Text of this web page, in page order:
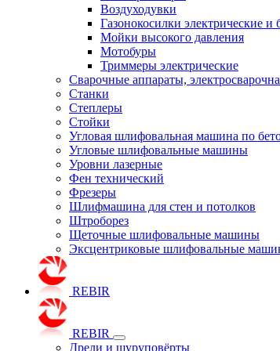
Воздуходувки
Газонокосилки электрические и
Мойки высокого давления
Мотобуры
Триммеры электрические
Сварочные аппараты,
Станки
Степлеры
Стойки
Угловая шлифовальная машина по
Угловые шлифовальные машины
Уровни лазерные
Фен технический
Фрезеры
Шлифмашина для стен и потолков
Штроборез
Щеточные шлифовальные машины
Эксцентриковые шлифовальные
REBIR
REBIR
Дрели и шуруповёрты